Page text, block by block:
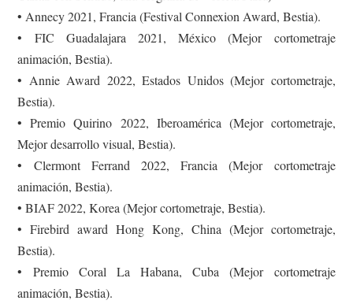
• Annecy 2021, Francia (Festival Connexion Award, Bestia).
• FIC Guadalajara 2021, México (Mejor cortometraje
animación, Bestia).
• Annie Award 2022, Estados Unidos (Mejor cortometraje,
Bestia).
• Premio Quirino 2022, Iberoamérica (Mejor cortometraje,
Mejor desarrollo visual, Bestia).
• Clermont Ferrand 2022, Francia (Mejor cortometraje
animación, Bestia).
• BIAF 2022, Korea (Mejor cortometraje, Bestia).
• Firebird award Hong Kong, China (Mejor cortometraje,
Bestia).
• Premio Coral La Habana, Cuba (Mejor cortometraje
animación, Bestia).